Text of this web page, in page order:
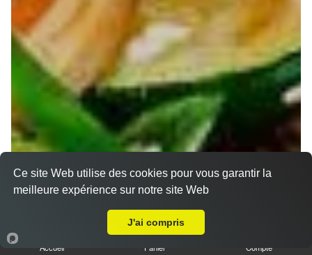
Accueil Panier Compte
Ce site Web utilise des cookies pour vous garantir la
meilleure expérience sur notre site Web
J'ai compris